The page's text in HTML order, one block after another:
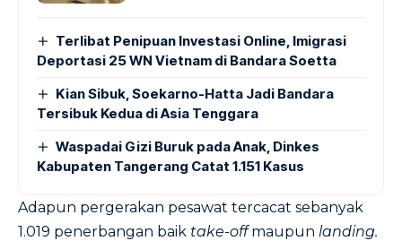
Terlibat Penipuan Investasi Online, Imigrasi
Deportasi 25 WN Vietnam di Bandara Soetta
Kian Sibuk, Soekarno-Hatta Jadi Bandara
Tersibuk Kedua di Asia Tenggara
Waspadai Gizi Buruk pada Anak, Dinkes
Kabupaten Tangerang Catat 1.151 Kasus
Adapun pergerakan pesawat tercacat sebanyak
1.019 penerbangan baik take-offmaupun landing.